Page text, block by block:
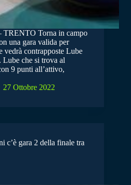
Torna in campo
una gara valida per
vedrà contrapposte Lube
che si trova al
9 punti all’attivo,
27 Ottobre 2022
c’è gara 2 della finale tra